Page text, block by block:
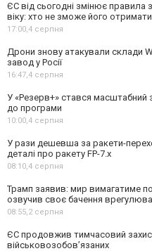
ЄС від сьогодні змінює правила
віку: хто не зможе його отримати
17:00,4 серпня
Дрони знову атакували склади
завод у Росії
16:47,4 серпня
У «Резерв+» стався масштабний
до програми
10:00,4 серпня
У рази дешевша за ракети-
деталі про ракету FP-7.x
08:10,4 серпня
Трамп заявив: мир вимагатиме
озвучив своє бачення
08:55,2 серпня
ЄС продовжив тимчасовий
військовозобов’язаних